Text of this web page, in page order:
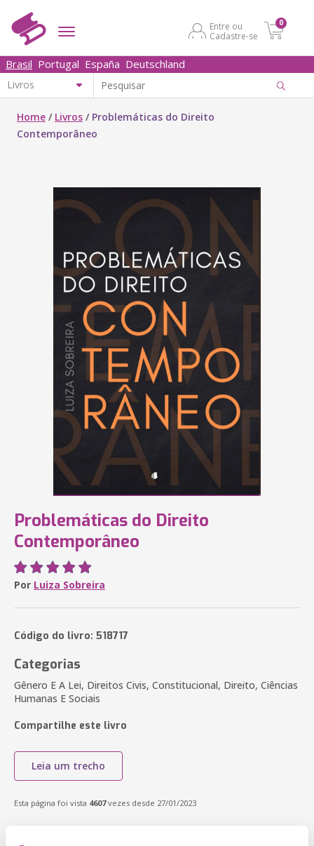
Entre ou
Cadastre-se
0
Brasil Portugal España Deutschland
Home / Livros / Problemáticas do Direito
Contemporâneo
Problemáticas do Direito
Contemporâneo
Por Luiza Sobreira
Código do livro: 518717
Categorias
Gênero E A Lei, Direitos Civis, Constitucional, Direito, Ciências
Humanas E Sociais
Compartilhe este livro
Leia um trecho
Esta página foi vista 4607vezes desde 27/01/2023